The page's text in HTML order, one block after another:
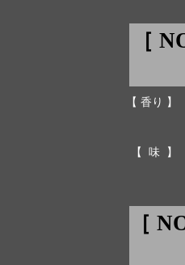
［
【 香り 】
【 味 】
［